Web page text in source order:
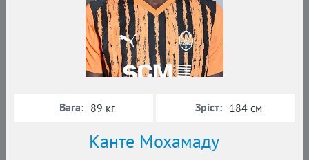
Канте Мохамаду
Вага: 89 кг Зріст: 184 см